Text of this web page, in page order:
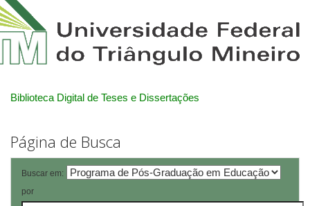
Biblioteca Digital de Teses e Dissertações
Página de Busca
Buscar em:
por